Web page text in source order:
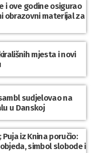
i ove godine osigurao
obrazovni materijal za
mjesta i novi
sudjelovao na
u Danskoj
Puja iz Knina poručio:
simbol slobode i